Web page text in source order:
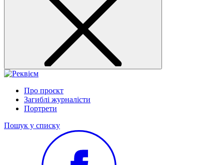
Про проєкт
Загиблі журналісти
Портрети
Пошук у списку